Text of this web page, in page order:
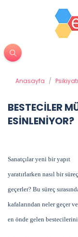
Anasayfa /
BESTECİLER
ESİNLENİYOR?
Sanatçılar yeni bir yapıt
yaratırlarken nasıl bir
geçerler? Bu süreç
kafalarından neler geçer
en önde gelen